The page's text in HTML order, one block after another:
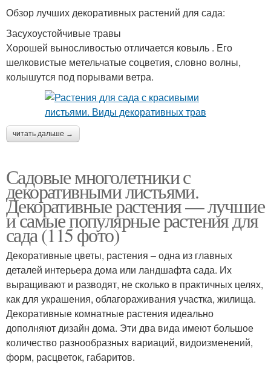
Обзор лучших декоративных растений для сада:
Засухоустойчивые травы
Хорошей выносливостью отличается ковыль . Его
шелковистые метельчатые соцветия, словно волны,
колышутся под порывами ветра.
читать дальше →
Садовые многолетники с
декоративными листьями.
Декоративные растения — лучшие
и самые популярные растения для
сада (115 фото)
Декоративные цветы, растения – одна из главных
деталей интерьера дома или ландшафта сада. Их
выращивают и разводят, не сколько в практичных целях,
как для украшения, облагораживания участка, жилища.
Декоративные комнатные растения идеально
дополняют дизайн дома. Эти два вида имеют большое
количество разнообразных вариаций, видоизменений,
форм, расцветок, габаритов.